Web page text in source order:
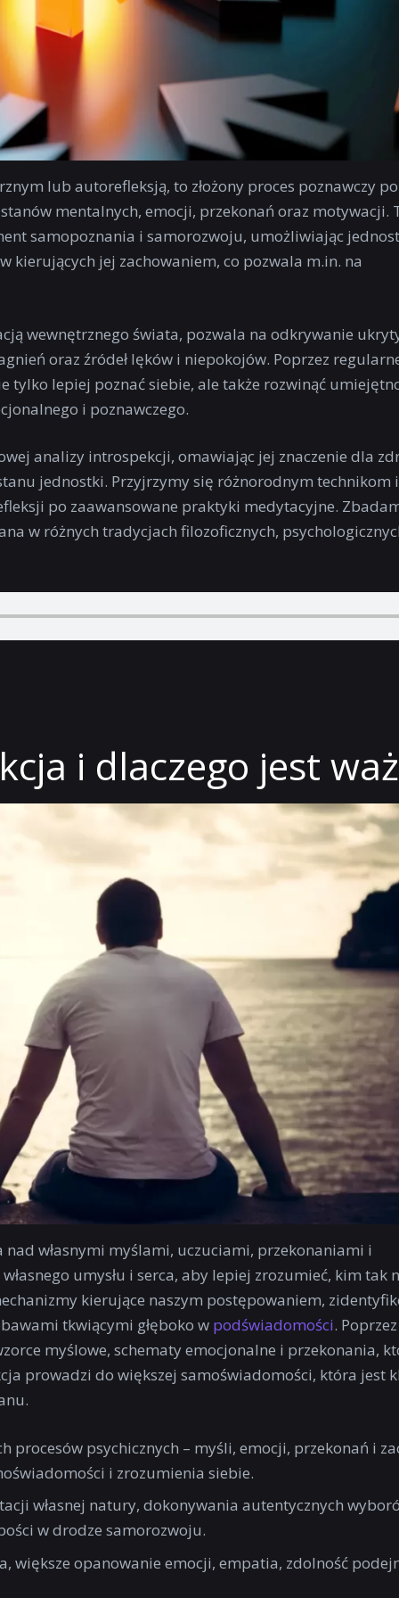
lub autorefleksją, to złożony proces poznawczy
mentalnych, emocji, przekonań oraz motywacji.
samopoznania i samorozwoju, umożliwiając
kierujących jej zachowaniem, co pozwala m.in. na
wewnętrznego świata, pozwala na odkrywanie
oraz źródeł lęków i niepokojów. Poprzez
tylko lepiej poznać siebie, ale także rozwinąć
i poznawczego.
analizy introspekcji, omawiając jej znaczenie dla
jednostki. Przyjrzymy się różnorodnym technikom
po zaawansowane praktyki medytacyjne.
w różnych tradycjach filozoficznych,
i dlaczego jest
własnymi myślami, uczuciami, przekonaniami i
umysłu i serca, aby lepiej zrozumieć, kim tak
kierujące naszym postępowaniem,
tkwiącymi głęboko w podświadomości. Poprzez
myślowe, schematy emocjonalne i przekonania,
prowadzi do większej samoświadomości, która jest
procesów psychicznych – myśli, emocji, przekonań i
i zrozumienia siebie.
własnej natury, dokonywania autentycznych
w drodze samorozwoju.
większe opanowanie emocji, empatia, zdolność